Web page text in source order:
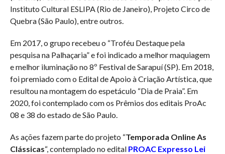
Instituto Cultural ESLIPA (Rio de Janeiro), Projeto Circo de
Quebra (São Paulo), entre outros.
Em 2017, o grupo recebeu o “Troféu Destaque pela
pesquisa na Palhaçaria” e foi indicado a melhor maquiagem
e melhor iluminação no 8º Festival de Sarapuí (SP). Em 2018,
foi premiado com o Edital de Apoio à Criação Artística, que
resultou na montagem do espetáculo “Dia de Praia”. Em
2020, foi contemplado com os Prêmios dos editais ProAc
08 e 38 do estado de São Paulo.
As ações fazem parte do projeto “Temporada Online As
Clássicas“, contemplado no edital PROAC Expresso Lei